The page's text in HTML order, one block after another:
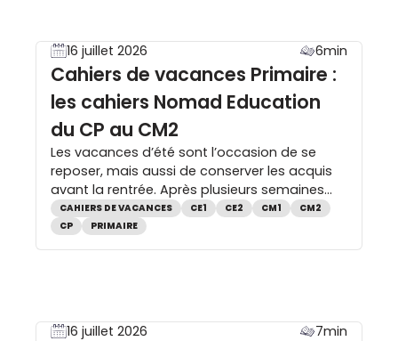
quelques minutes de révision par jour, tout
[…]16 juillet 2026 6min
Cahiers de vacances Primaire :
les cahiers Nomad Education
du CP au CM2
Les vacances d’été sont l’occasion de se
reposer, mais aussi de conserver les acquis
avant la rentrée. Après plusieurs semaines
sans pratiquer la lecture, l’écriture ou le calcul,
certaines notions peuvent progressivement
s’effacer. Les cahiers de vacances
CAHIERS DE VACANCES CE1 CE2 CM1
CM2
CP
PRIMAIRE
16 juillet 2026 7min